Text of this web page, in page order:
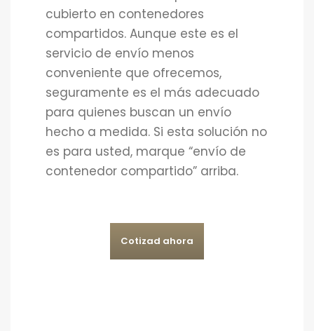
cubierto en contenedores
compartidos. Aunque este es el
servicio de envío menos
conveniente que ofrecemos,
seguramente es el más adecuado
para quienes buscan un envío
hecho a medida. Si esta solución no
es para usted, marque “envío de
contenedor compartido” arriba.
Cotizad ahora